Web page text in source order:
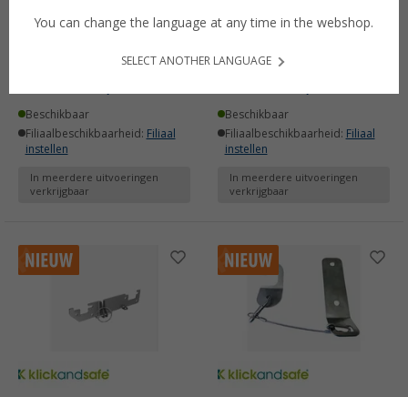
Beschikbaar
Filiaalbeschikbaarheid: Filiaal
instellen
In meerdere uitvoeringen
verkrijgbaar
deurslot
Beschikbaar
Filiaalbeschikbaarheid: Filiaal
instellen
In meerdere uitvoeringen
verkrijgbaar
You can change the language at any time in the webshop.
SELECT ANOTHER LANGUAGE